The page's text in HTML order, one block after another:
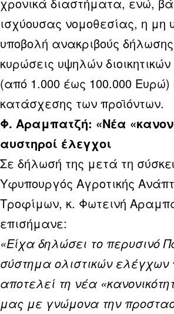
ισχύουσας νομοθεσίας, η μη
υποβολή ανακριβούς
κυρώσεις υψηλών
(από 1.000 έως 100.000 Ευρώ)
κατάσχεσης των προϊόντων.
Φ. Αραμπατζή: «Νέα
αυστηροί έλεγχοι
Σε δήλωσή της μετά τη
Υφυπουργός Αγροτικής
Τροφίμων, κ. Φωτεινή
επισήμανε:
«Είχα δηλώσει το περυσινό
σύστημα ολιστικών ελέγχων
αποτελεί τη νέα
μας με γνώμονα την